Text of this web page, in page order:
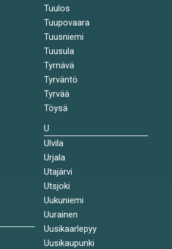
Tuulos
Tuupovaara
Tuusniemi
Tuusula
Tyrnävä
Tyrväntö
Tyrvää
Töysä
U
Ulvila
Urjala
Utajärvi
Utsjoki
Uukuniemi
Uurainen
Uusikaarlepyy
Uusikaupunki